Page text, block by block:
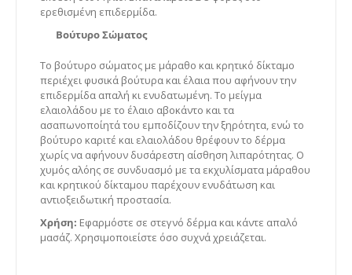
ερεθισμένη επιδερμίδα.
Βούτυρο Σώματος
Το βούτυρο σώματος με μάραθο και κρητικό δίκταμο
περιέχει φυσικά βούτυρα και έλαια που αφήνουν την
επιδερμίδα απαλή κι ενυδατωμένη. Το μείγμα
ελαιολάδου με το έλαιο αβοκάντο και τα
ασαπωνοποίητά του εμποδίζουν την ξηρότητα, ενώ το
βούτυρο καριτέ και ελαιολάδου θρέφουν το δέρμα
χωρίς να αφήνουν δυσάρεστη αίσθηση λιπαρότητας. Ο
χυμός αλόης σε συνδυασμό με τα εκχυλίσματα μάραθου
και κρητικού δίκταμου παρέχουν ενυδάτωση και
αντιοξειδωτική προστασία.
Χρήση: Εφαρμόστε σε στεγνό δέρμα και κάντε απαλό
μασάζ. Χρησιμοποιείστε όσο συχνά χρειάζεται.